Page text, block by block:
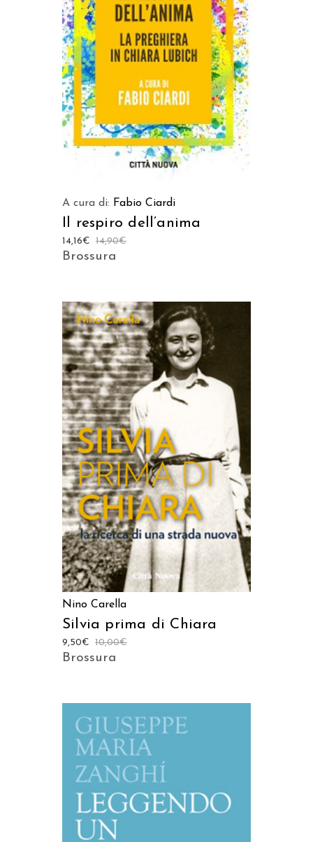
AGGIUNGI AL CARRELLO
A cura di: Fabio Ciardi
Il respiro dell’anima
14,90€
14,16€
Brossura
AGGIUNGI AL CARRELLO
Nino Carella
Silvia prima di Chiara
10,00€
9,50€
Brossura